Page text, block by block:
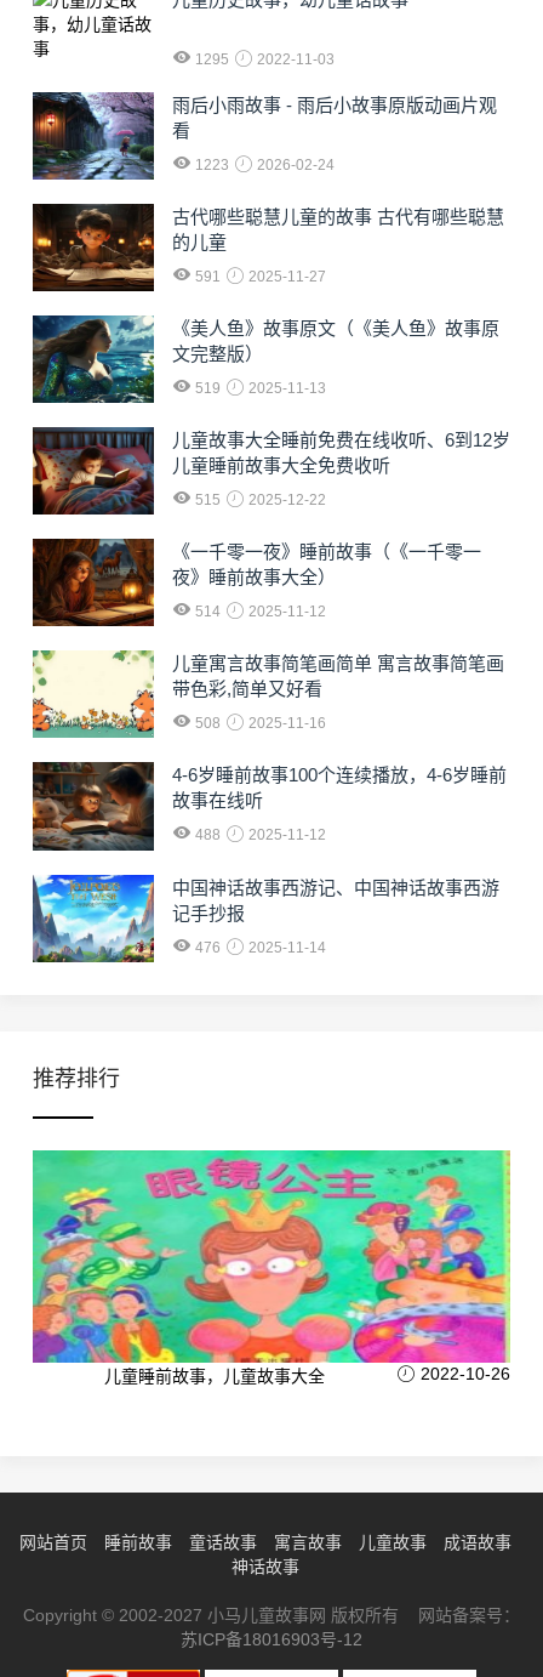
1295 2022-11-03
雨后小雨故事 - 雨后小故事原版动画片观
看
1223 2026-02-24
古代哪些聪慧儿童的故事 古代有哪些聪慧
的儿童
591 2025-11-27
《美人鱼》故事原文（《美人鱼》故事原
文完整版）
519 2025-11-13
儿童故事大全睡前免费在线收听、6到12岁
儿童睡前故事大全免费收听
515 2025-12-22
《一千零一夜》睡前故事（《一千零一
夜》睡前故事大全）
514 2025-11-12
儿童寓言故事简笔画简单 寓言故事简笔画
带色彩,简单又好看
508 2025-11-16
4-6岁睡前故事100个连续播放，4-6岁睡前
故事在线听
488 2025-11-12
中国神话故事西游记、中国神话故事西游
记手抄报
476 2025-11-14
推荐排行
儿童睡前故事，儿童故事大全 2022-10-26
网站首页 睡前故事 童话故事 寓言故事 儿童故事
成语故事
神话故事
Copyright © 2002-2027 小马儿童故事网 版权所有 网站备案号：
苏ICP备18016903号-12